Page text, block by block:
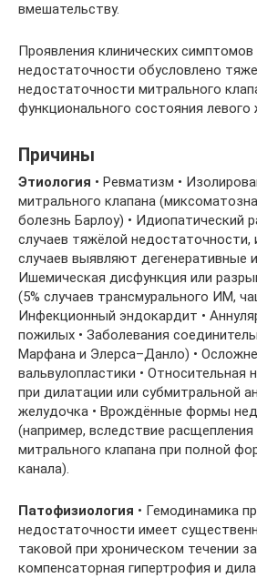
вмешательству.
Проявления клинических
недостаточности обусловлено
недостаточности митрального
функционального состояния левого
Причины
Этиология • Ревматизм •
митрального клапана
болезнь Барлоу) • Идиопатический
случаев тяжёлой недостаточности,
случаев выявляют дегенеративные
Ишемическая дисфункция или
(5% случаев трансмурального ИМ,
Инфекционный эндокардит •
пожилых • Заболевания
Марфана и Элерса–Данло) •
вальвулопластики • Относительная
при дилатации или субмитральной
желудочка • Врождённые формы
(например, вследствие
митрального клапана при полной
канала).
Патофизиология • Гемодинамика
недостаточности имеет
таковой при хроническом течении
компенсаторная гипертрофия и